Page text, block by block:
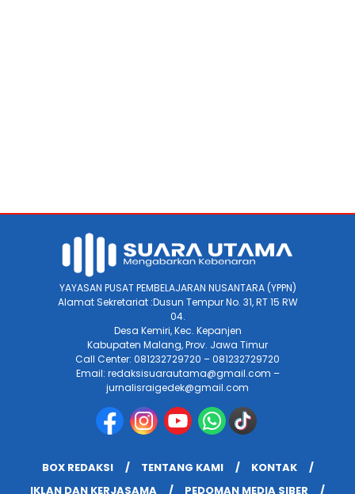
YAYASAN PUSAT PEMBELAJARAN NUSANTARA (YPPN)
Alamat Sekretariat :Dusun Tempur No. 31, RT 15 RW
04.
Desa Kemiri, Kec. Kepanjen
Kabupaten Malang, Prov. Jawa Timur
Call Center: 081232729720 – 081232729720
Email: redaksisuarautama@gmail.com –
jurnalisraigedek@gmail.com
BOX REDAKSI TENTANG KAMI
KONTAK
IKLAN DAN KERJASAMA
PEDOMAN MEDIA SIBER